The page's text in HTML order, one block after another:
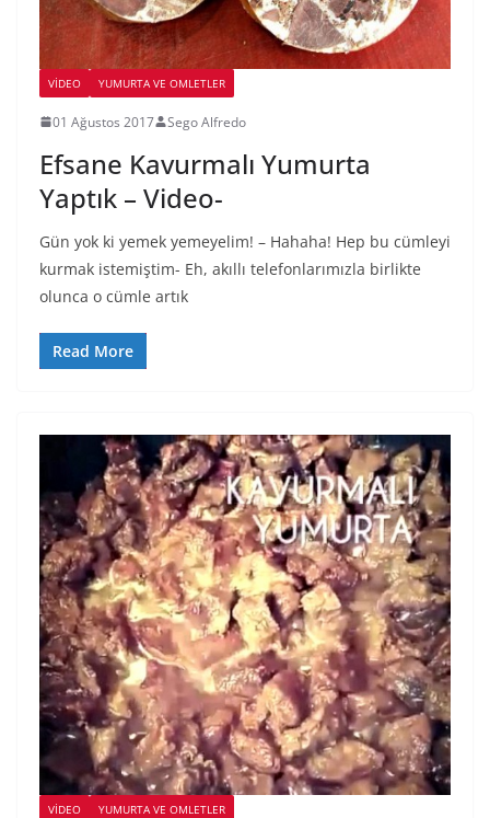
VIDEO YUMURTA VE OMLETLER
01 Ağustos 2017 Sego Alfredo
Efsane Kavurmalı Yumurta
Yaptık – Video-
Gün yok ki yemek yemeyelim! – Hahaha! Hep bu cümleyi
kurmak istemiştim- Eh, akıllı telefonlarımızla birlikte
olunca o cümle artık
Read More
VIDEO YUMURTA VE OMLETLER